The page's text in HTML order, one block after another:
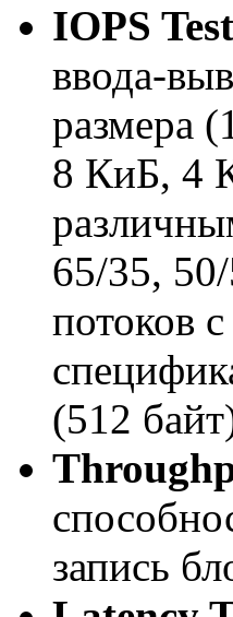
IOPS Test
ввода-
размера
8 КиБ, 4
65/35,
потоков
(512
запись